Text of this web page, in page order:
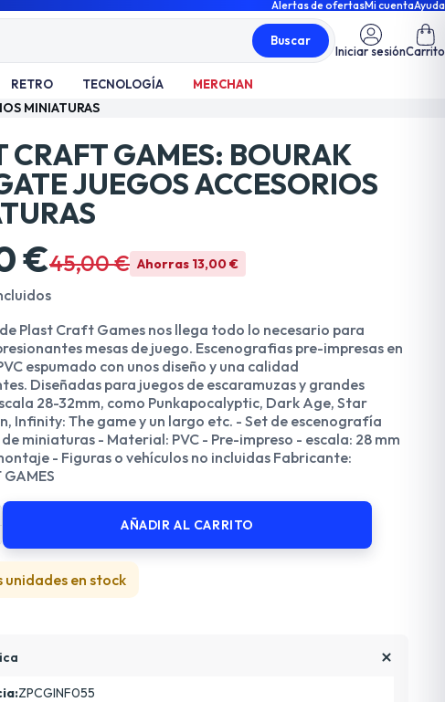
Alertas de ofertasMi cuentaAyuda
Buscar
Iniciar sesiónCarrito
RETRO TECNOLOGÍA MERCHAN
MINIATURAS
CRAFT GAMES: BOURAK
JUEGOS ACCESORIOS
€45,00 € Ahorras 13,00 €
Plast Craft Games nos llega todo lo necesario para
mesas de juego. Escenografias pre-impresas en
espumado con unos diseño y una calidad
Diseñadas para juegos de escaramuzas y grandes
28-32mm, como Punkapocalyptic, Dark Age, Star
Infinity: The game y un largo etc. - Set de escenografía
miniaturas - Material: PVC - Pre-impreso - escala: 28 mm
- Figuras o vehículos no incluidas Fabricante:
GAMES
AÑADIR AL CARRITO
unidades en stock
ZPCGINF055